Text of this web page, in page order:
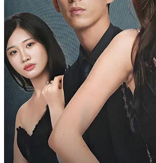
Balas Dendam Istri Direktur Cahyadi